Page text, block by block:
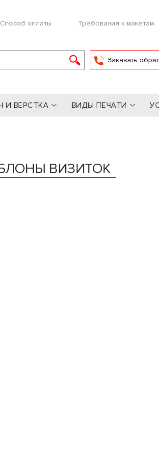
Способ оплаты Требования к макетам
Заказать
И ВЕРСТКА ВИДЫ ПЕЧАТИ
ВИЗИТОК